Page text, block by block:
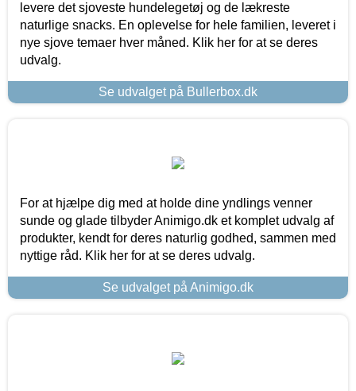
levere det sjoveste hundelegetøj og de lækreste
naturlige snacks. En oplevelse for hele familien, leveret i
nye sjove temaer hver måned. Klik her for at se deres
udvalg.
Se udvalget på Bullerbox.dk
For at hjælpe dig med at holde dine yndlings venner
sunde og glade tilbyder Animigo.dk et komplet udvalg af
produkter, kendt for deres naturlig godhed, sammen med
nyttige råd. Klik her for at se deres udvalg.
Se udvalget på Animigo.dk